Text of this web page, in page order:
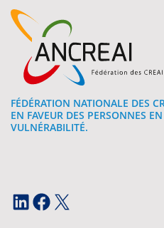
FÉDÉRATION NATIONALE DES
EN FAVEUR DES PERSONNES
VULNÉRABILITÉ.
LinkedIn Facebook X